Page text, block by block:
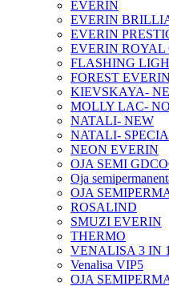
EVERIN
EVERIN
EVERIN
EVERIN ROYAL
FLASHING
FOREST EVERIN
KIEVSKAYA-
MOLLY LAC-
NATALI- NEW
NATALI-
NEON EVERIN
OJA SEMI
Oja
OJA
ROSALIND
SMUZI EVERIN
THERMO
VENALISA 3 IN 1
Venalisa VIP5
OJA